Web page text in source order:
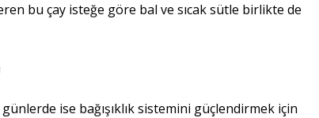
bu çay isteğe göre bal ve sıcak sütle birlikte de
ise bağışıklık sistemini güçlendirmek için